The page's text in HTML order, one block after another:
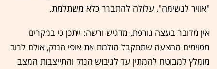
"אוויר לנשימה", עלולה להתברר כלא משתלמת.
אין מדובר בעצה גורפת, מדגיש ורשה: ייתכן כי במקרים
מסוימים ההצעה שתתקבל הולמת את אופי הנזק, אולם לרוב
מומלץ למבוטח להמתין עד לגיבוש הנזק והתייצבות המצב